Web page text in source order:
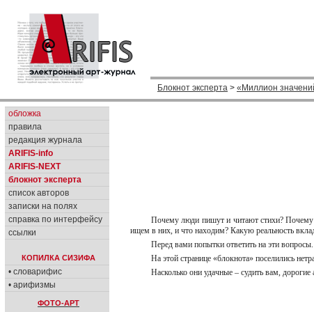
Блокнот эксперта > «Миллион
обложка
правила
редакция журнала
ARIFIS-info
ARIFIS-NEXT
блокнот эксперта
список авторов
записки на полях
справка по интерфейсу
ссылки
КОПИЛКА СИЗИФА
• словарифис
• арифизмы
ФОТО-АРТ
Почему люди пишут и читают стихи?
ищем в них, и что находим? Какую реальность
Перед вами попытки ответить на эти вопросы.
На этой странице «блокнота» поселились
Насколько они удачные – судить вам, дорогие